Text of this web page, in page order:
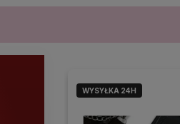
WYSYŁKA 24H